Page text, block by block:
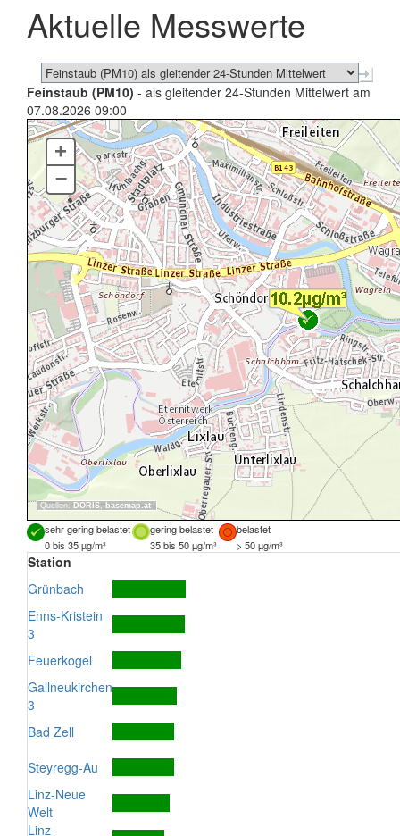
schließen
Aktuelle Messwerte
Feinstaub (PM10) - als gleitender 24-Stunden Mittelwert am
07.08.2026 09:00
Quellen: DORIS, basemap.at
+
–
sehr gering belastet gering belastet
belastet
0 bis 35 µg/m³
35 bis 50 µg/m³ > 50 µg/m³
Station
Grünbach
Enns-Kristein
3
Feuerkogel
Gallneukirchen
3
Bad Zell
Steyregg-Au
Linz-Neue
Welt
Linz-